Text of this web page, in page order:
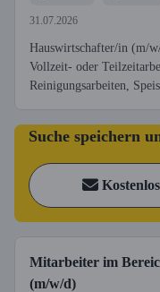
31.07.2026
Hauswirtschafter/in (m/
Vollzeit- oder
Reinigungsarbeiten,
Suche speichern
Mitarbeiter im
(m/w/d)